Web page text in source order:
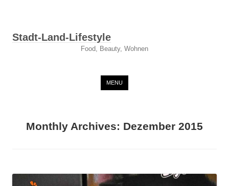
Stadt-Land-Lifestyle
Food, Beauty, Wohnen
MENU
Monthly Archives: Dezember 2015